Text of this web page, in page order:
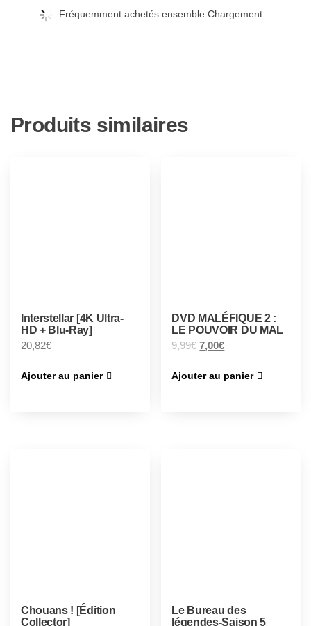
Fréquemment achetés ensemble Chargement...
Produits similaires
Interstellar [4K Ultra-
HD + Blu-Ray]
20,82€
Ajouter au panier
DVD MALÉFIQUE 2 :
LE POUVOIR DU MAL
9,99€ 7,00€
Ajouter au panier
Chouans ! [Édition
Collector]
Le Bureau des
légendes-Saison 5